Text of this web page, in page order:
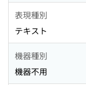
表現種別
テキスト
機器種別
機器不用